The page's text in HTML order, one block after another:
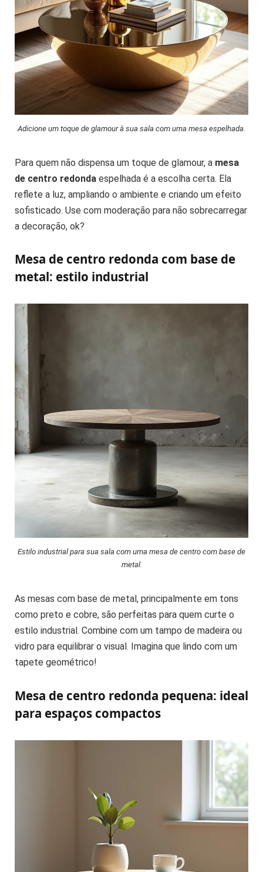
Adicione um toque de glamour à sua sala com uma mesa espelhada.
Para quem não dispensa um toque de glamour, a mesa
de centro redonda espelhada é a escolha certa. Ela
reflete a luz, ampliando o ambiente e criando um efeito
sofisticado. Use com moderação para não sobrecarregar
a decoração, ok?
Mesa de centro redonda com base de
metal: estilo industrial
Estilo industrial para sua sala com uma mesa de centro com base de
metal.
As mesas com base de metal, principalmente em tons
como preto e cobre, são perfeitas para quem curte o
estilo industrial. Combine com um tampo de madeira ou
vidro para equilibrar o visual. Imagina que lindo com um
tapete geométrico!
Mesa de centro redonda pequena: ideal
para espaços compactos